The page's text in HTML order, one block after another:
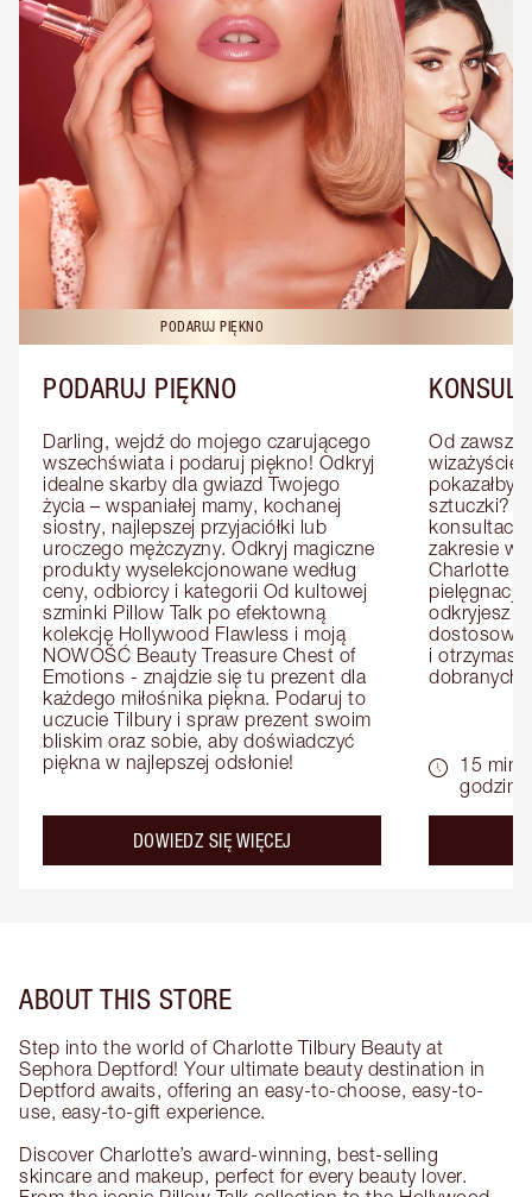
PODARUJ PIĘKNO
PODARUJ PIĘKNO
Darling, wejdź do mojego czarującego
wszechświata i podaruj piękno! Odkryj
idealne skarby dla gwiazd Twojego
życia – wspaniałej mamy, kochanej
siostry, najlepszej przyjaciółki lub
uroczego mężczyzny. Odkryj magiczne
produkty wyselekcjonowane według
ceny, odbiorcy i kategorii Od kultowej
szminki Pillow Talk po efektowną
kolekcję Hollywood Flawless i moją
NOWOŚĆ Beauty Treasure Chest of
Emotions - znajdzie się tu prezent dla
każdego miłośnika piękna. Podaruj to
uczucie Tilbury i spraw prezent swoim
bliskim oraz sobie, aby doświadczyć
piękna w najlepszej odsłonie!
DOWIEDZ SIĘ WIĘCEJ
Od zawsze
wizażyście
pokazałby
sztuczki?
zakresie
Charlotte
pielęgnacji
odkryjesz
i otrzymasz
dobranych
15
godziny
ABOUT THIS STORE
Step into the world of Charlotte Tilbury Beauty at
Sephora Deptford! Your ultimate beauty destination in
Deptford awaits, offering an easy-to-choose, easy-to-
use, easy-to-gift experience.
Discover Charlotte’s award-winning, best-selling
skincare and makeup, perfect for every beauty lover.